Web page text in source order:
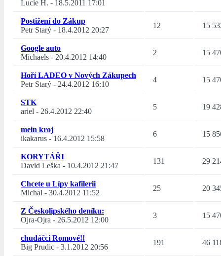
Lucie H. - 18.5.2011 17:01
Postižení do Zákup
Petr Starý - 18.4.2012 20:27
12 15
Google auto
Michaels - 20.4.2012 14:40
2 15
Hoří LADEO v Nových Zákupech
Petr Starý - 24.4.2012 16:10
4 15
STK
ariel - 26.4.2012 22:40
5 19
mein kroj
ikakarus - 16.4.2012 15:58
6 15
KORYTÁŘI
David Leška - 10.4.2012 21:47
131 29
Chcete u Lípy kafilerii
Michal - 30.4.2012 11:52
25 20
Z Českolipského deníku:
Ojra-Ojra - 26.5.2012 12:00
3 15
chudáčci Romové!!
Big Prudic - 3.1.2012 20:56
191 46